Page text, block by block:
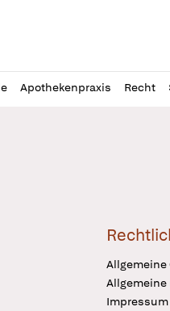
Apothekenpraxis Recht
Impressum